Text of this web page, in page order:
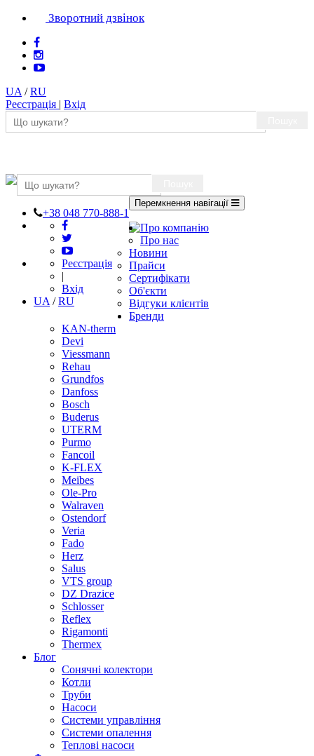
Зворотний дзвінок
UA /RU
Реєстрація | Вхід
+38 048 770-888-1
Реєстрація
|
Вхід
UA /RU
Перемкнення навігації
Про компанію
Про нас
Новини
Прайси
Сертифікати
Об'єкти
Відгуки клієнтів
Бренди
KAN-therm
Devi
Viessmann
Rehau
Grundfos
Danfoss
Bosch
Buderus
UTERM
Purmo
Fancoil
K-FLEX
Meibes
Ole-Pro
Walraven
Ostendorf
Veria
Fado
Herz
Salus
VTS group
DZ Drazice
Schlosser
Reflex
Rigamonti
Thermex
Блог
Сонячні колектори
Котли
Труби
Насоси
Системи управління
Системи опалення
Теплові насоси